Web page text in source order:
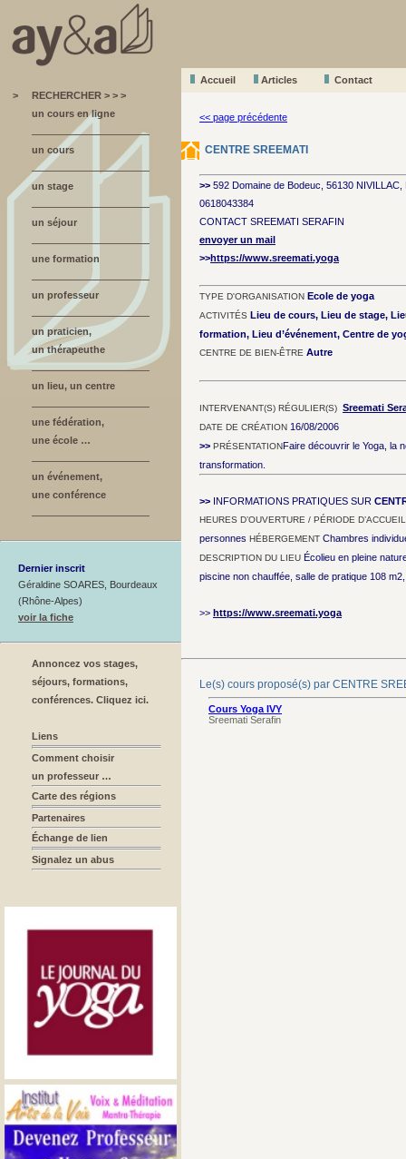
Accueil Articles
Contact
>
RECHERCHER > > >
un cours en ligne
un cours
un stage
un séjour
une formation
un professeur
un praticien,
un thérapeuthe
un lieu, un centre
une fédération,
une école …
un événement,
une conférence
Dernier inscrit
Géraldine SOARES, Bourdeaux
(Rhône-Alpes)
voir la fiche
Annoncez vos stages,
séjours, formations,
conférences. Cliquez ici.
Liens
Comment choisir
un professeur …
Carte des régions
Partenaires
Échange de lien
Signalez un abus
<< page précédente
CENTRE SREEMATI
>> 592 Domaine de Bodeuc, 56130 NIVILLAC,
0618043384
CONTACT SREEMATI SERAFIN
envoyer un mail
>>https://www.sreemati.yoga
TYPE D'ORGANISATION Ecole de yoga
ACTIVITÉS Lieu de cours, Lieu de stage,
formation, Lieu d’événement, Centre de
CENTRE DE BIEN-ÊTRE Autre
INTERVENANT(S) RÉGULIER(S) Sreemati
DATE DE CRÉATION 16/08/2006
>> PRÉSENTATIONFaire découvrir le Yoga, la
transformation.
>> INFORMATIONS PRATIQUES SUR
HEURES D’OUVERTURE / PÉRIODE D’ACCUEIL
personnes HÉBERGEMENT Chambres
DESCRIPTION DU LIEU Écolieu en pleine
piscine non chauffée, salle de pratique 108
>> https://www.sreemati.yoga
Le(s) cours proposé(s) par CENTRE
Cours Yoga IVY
Sreemati Serafin